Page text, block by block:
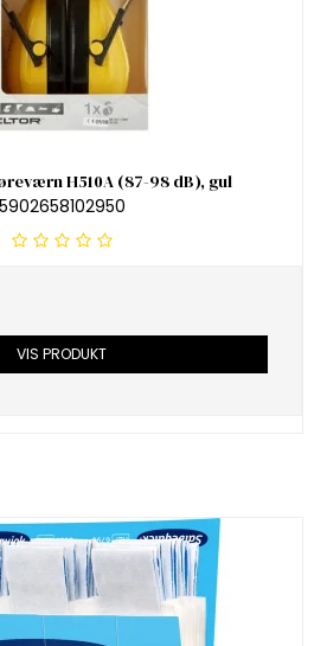
H510A (87-98 dB), gul
5902658102950
VIS PRODUKT